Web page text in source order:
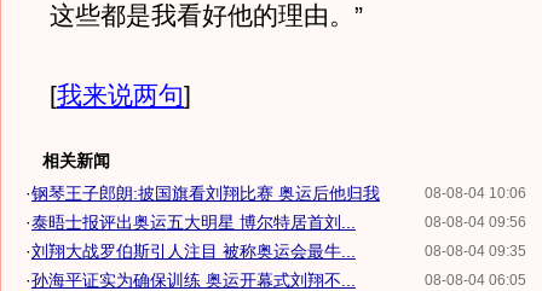
这些都是我看好他的理由。”
[我来说两句]
相关新闻
08-08-04 10:06
·钢琴王子郎朗:披国旗看刘翔比赛 奥运后他归我
08-08-04 09:56
·泰晤士报评出奥运五大明星 博尔特居首刘...
08-08-04 09:35
·刘翔大战罗伯斯引人注目 被称奥运会最牛...
08-08-04 06:05
·孙海平证实为确保训练 奥运开幕式刘翔不...